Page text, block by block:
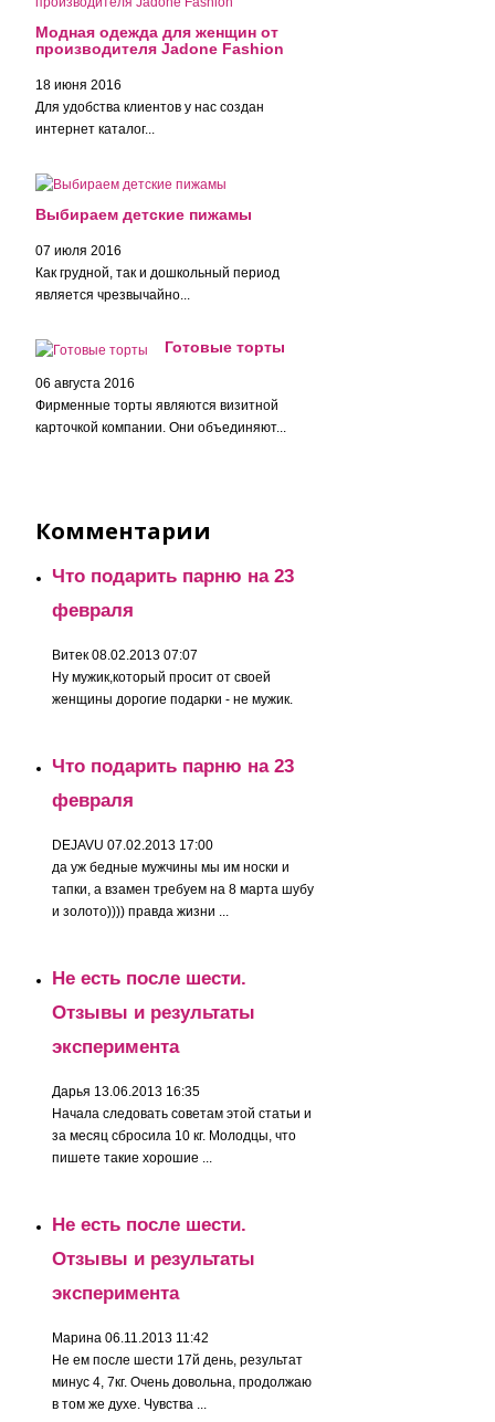
Модная одежда для женщин от
производителя Jadone Fashion
18 июня 2016
Для удобства клиентов у нас создан
интернет каталог...
Выбираем детские пижамы
07 июля 2016
Как грудной, так и дошкольный период
является чрезвычайно...
Готовые торты
06 августа 2016
Фирменные торты являются визитной
карточкой компании. Они объединяют...
Комментарии
Что подарить парню на 23
февраля
Витек 08.02.2013 07:07
Ну мужик,который просит от своей
женщины дорогие подарки - не мужик.
Что подарить парню на 23
февраля
DEJAVU 07.02.2013 17:00
да уж бедные мужчины мы им носки и
тапки, а взамен требуем на 8 марта шубу
и золото)))) правда жизни ...
Не есть после шести.
Отзывы и результаты
эксперимента
Дарья 13.06.2013 16:35
Начала следовать советам этой статьи и
за месяц сбросила 10 кг. Молодцы, что
пишете такие хорошие ...
Не есть после шести.
Отзывы и результаты
эксперимента
Марина 06.11.2013 11:42
Не ем после шести 17й день, результат
минус 4, 7кг. Очень довольна, продолжаю
в том же духе. Чувства ...